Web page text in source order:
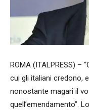
ROMA (ITALPRESS) –
cui gli italiani credono,
nonostante magari il
quell’emendamento”.